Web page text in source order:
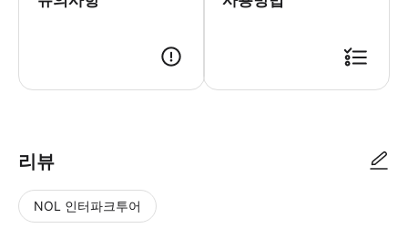
리뷰
NOL 인터파크투어